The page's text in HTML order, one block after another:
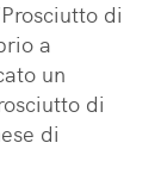
di
a
un
di
di